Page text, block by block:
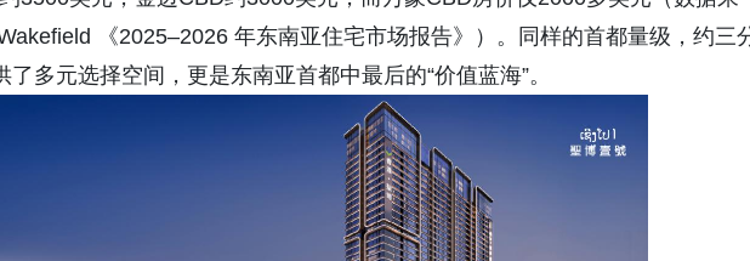
《2025–2026 年东南亚住宅市场报告》）。同样的首都量级，约三
多元选择空间，更是东南亚首都中最后的“价值蓝海”。